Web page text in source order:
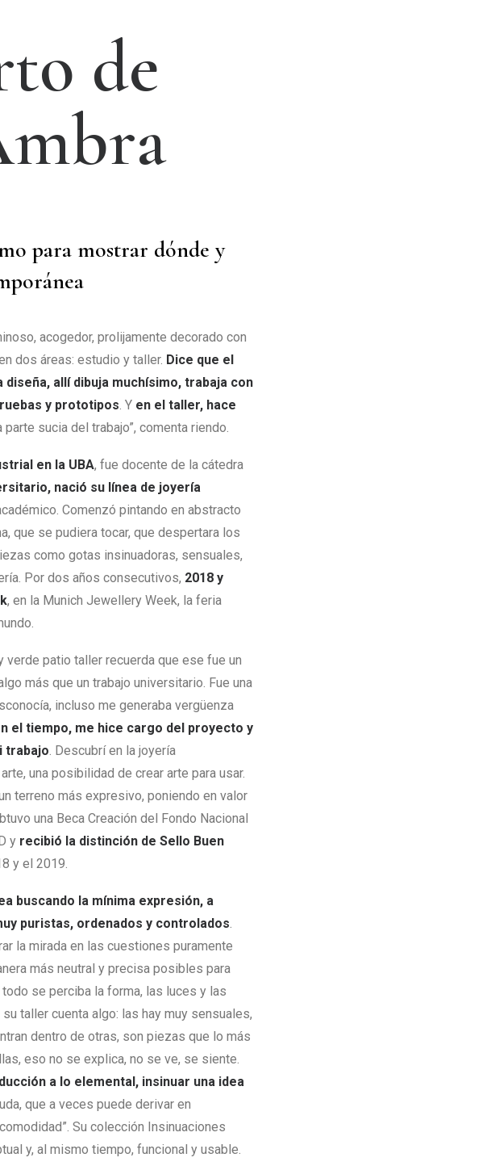
to de
mbra
para mostrar dónde y
acogedor, prolijamente decorado con
dos áreas: estudio y taller. Dice que el
allí dibuja muchísimo, trabaja con
y prototipos. Y en el taller, hace
parte sucia del trabajo”, comenta riendo.
en la UBA, fue docente de la cátedra
nació su línea de joyería
Comenzó pintando en abstracto
que se pudiera tocar, que despertara los
como gotas insinuadoras, sensuales,
Por dos años consecutivos, 2018 y
, en la Munich Jewellery Week, la feria
patio taller recuerda que ese fue un
más que un trabajo universitario. Fue una
incluso me generaba vergüenza
el tiempo, me hice cargo del proyecto y
trabajo. Descubrí en la joyería
una posibilidad de crear arte para usar.
terreno más expresivo, poniendo en valor
una Beca Creación del Fondo Nacional
y recibió la distinción de Sello Buen
y el 2019.
buscando la mínima expresión, a
puristas, ordenados y controlados.
la mirada en las cuestiones puramente
más neutral y precisa posibles para
se perciba la forma, las luces y las
taller cuenta algo: las hay muy sensuales,
dentro de otras, son piezas que lo más
eso no se explica, no se ve, se siente.
a lo elemental, insinuar una idea
que a veces puede derivar en
Su colección Insinuaciones
y, al mismo tiempo, funcional y usable.